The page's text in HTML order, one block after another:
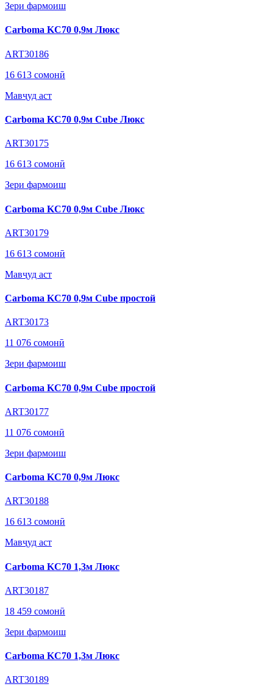
Зери фармоиш
Carboma KC70 0,9м Люкс
ART30186
16 613 сомонӣ
Мавҷуд аст
Carboma KC70 0,9м Cube Люкс
ART30175
16 613 сомонӣ
Зери фармоиш
Carboma KC70 0,9м Cube Люкс
ART30179
16 613 сомонӣ
Мавҷуд аст
Carboma KC70 0,9м Cube простой
ART30173
11 076 сомонӣ
Зери фармоиш
Carboma KC70 0,9м Cube простой
ART30177
11 076 сомонӣ
Зери фармоиш
Carboma KC70 0,9м Люкс
ART30188
16 613 сомонӣ
Мавҷуд аст
Carboma KC70 1,3м Люкс
ART30187
18 459 сомонӣ
Зери фармоиш
Carboma KC70 1,3м Люкс
ART30189